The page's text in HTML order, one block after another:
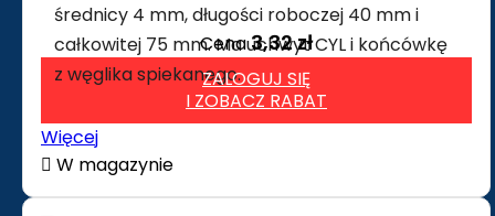
średnicy 4 mm, długości roboczej 40 mm i
całkowitej 75 mm. Ma uchwyt CYL i końcówkę
z węglika spiekanego.
Cena3,32 zł
ZALOGUJ SIĘ
I ZOBACZ RABAT
Więcej
 W magazynie